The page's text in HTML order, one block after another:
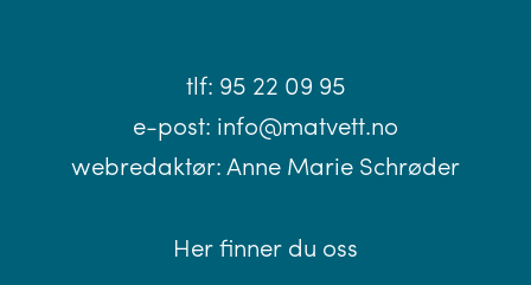
tlf: 95 22 09 95
e-post: info@matvett.no
webredaktør:Anne Marie Schrøder
Her finner du oss